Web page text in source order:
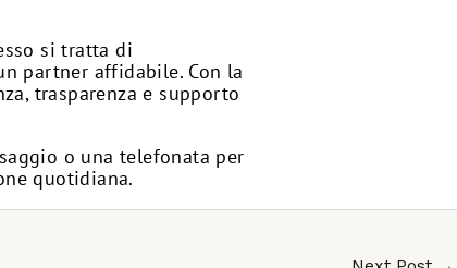
si tratta di
partner affidabile. Con la
trasparenza e supporto
o una telefonata per
quotidiana.